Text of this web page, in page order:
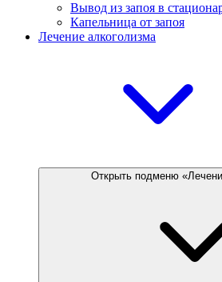
Вывод из запоя в
Капельница от запоя
Лечение алкоголизма
Открыть подменю